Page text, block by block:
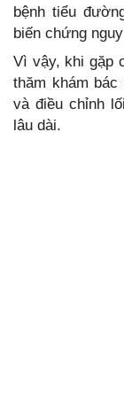
bệnh tiểu
biến chứng
Vì vậy, khi gặp
thăm khám
và điều chỉnh
lâu dài.